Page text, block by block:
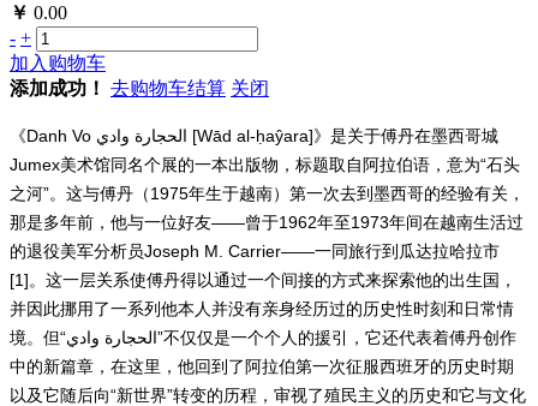
￥ 0.00
- +
加入购物车
添加成功！ 去购物车结算 关闭
《Danh Vo الحجارة وادي [Wād al-ḥaŷara]》是关于傅丹在墨西哥城
Jumex美术馆同名个展的一本出版物，标题取自阿拉伯语，意为“石头
之河”。这与傅丹（1975年生于越南）第一次去到墨西哥的经验有关，
那是多年前，他与一位好友——曾于1962年至1973年间在越南生活过
的退役美军分析员Joseph M. Carrier——一同旅行到瓜达拉哈拉市
[1]。这一层关系使傅丹得以通过一个间接的方式来探索他的出生国，
并因此挪用了一系列他本人并没有亲身经历过的历史性时刻和日常情
境。但“الحجارة وادي”不仅仅是一个个人的援引，它还代表着傅丹创作
中的新篇章，在这里，他回到了阿拉伯第一次征服西班牙的历史时期
以及它随后向“新世界”转变的历程，审视了殖民主义的历史和它与文化